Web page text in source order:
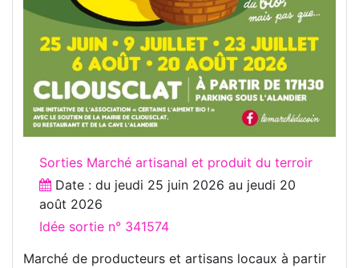
Sorties Marché artisanal et produit du terroir
Date : du jeudi 25 juin 2026 au jeudi 20
août 2026
Idée sortie n° 341574
Marché de producteurs et artisans locaux à partir